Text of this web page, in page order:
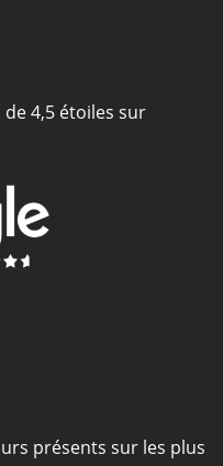
4,5 étoiles sur
présents sur les plus